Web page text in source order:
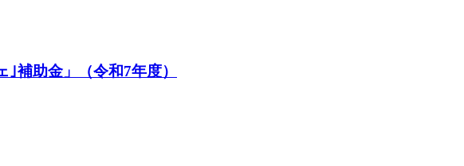
補助金」（令和7年度）